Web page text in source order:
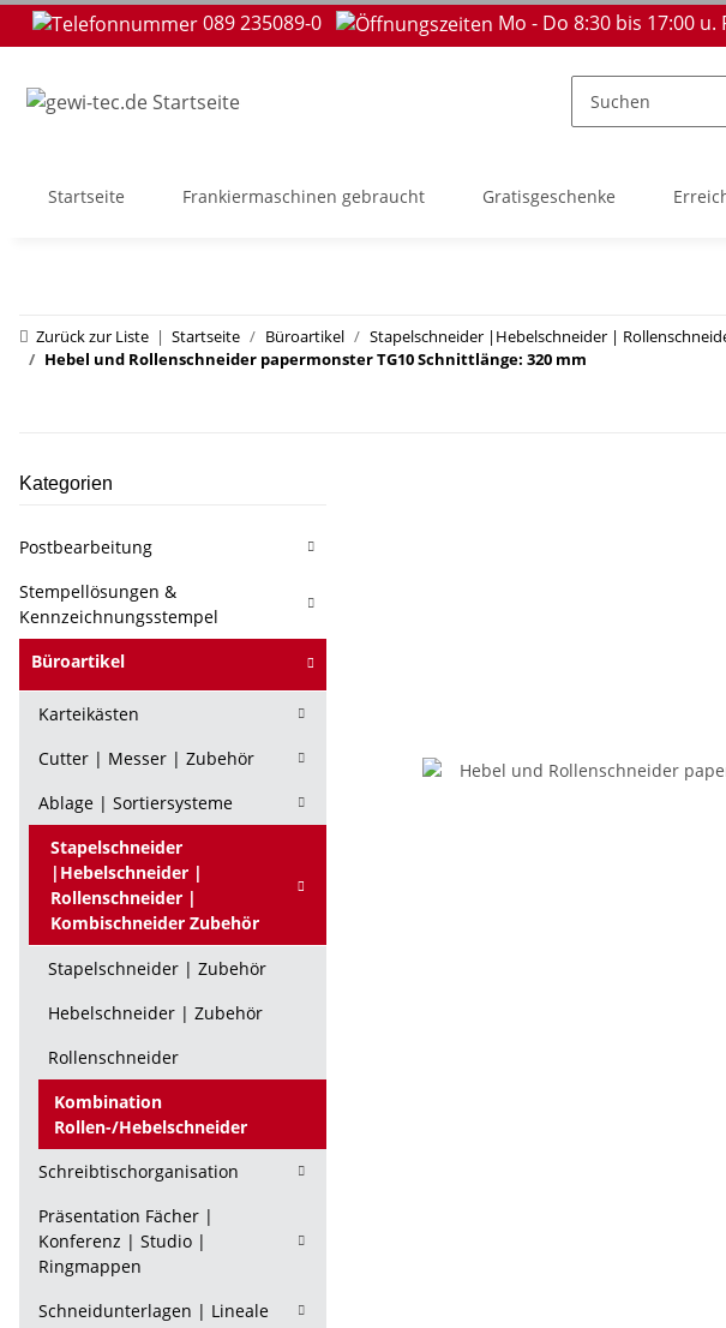
089 235089-0 Mo - Do 8:30 bis 17:00
Startseite Frankiermaschinen gebraucht Gratisgeschenke
Zurück zur Liste Startseite Büroartikel Stapelschneider |Hebelschneider |
Hebel und Rollenschneider papermonster TG10 Schnittlänge: 320 mm
Kategorien
Postbearbeitung
Stempellösungen &
Kennzeichnungsstempel
Büroartikel
Karteikästen
Cutter | Messer | Zubehör
Ablage | Sortiersysteme
Stapelschneider
|Hebelschneider |
Rollenschneider |
Kombischneider Zubehör
Stapelschneider | Zubehör
Hebelschneider | Zubehör
Rollenschneider
Kombination
Rollen-/Hebelschneider
Schreibtischorganisation
Präsentation Fächer |
Konferenz | Studio |
Ringmappen
Schneidunterlagen | Lineale